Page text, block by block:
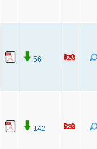
56
142